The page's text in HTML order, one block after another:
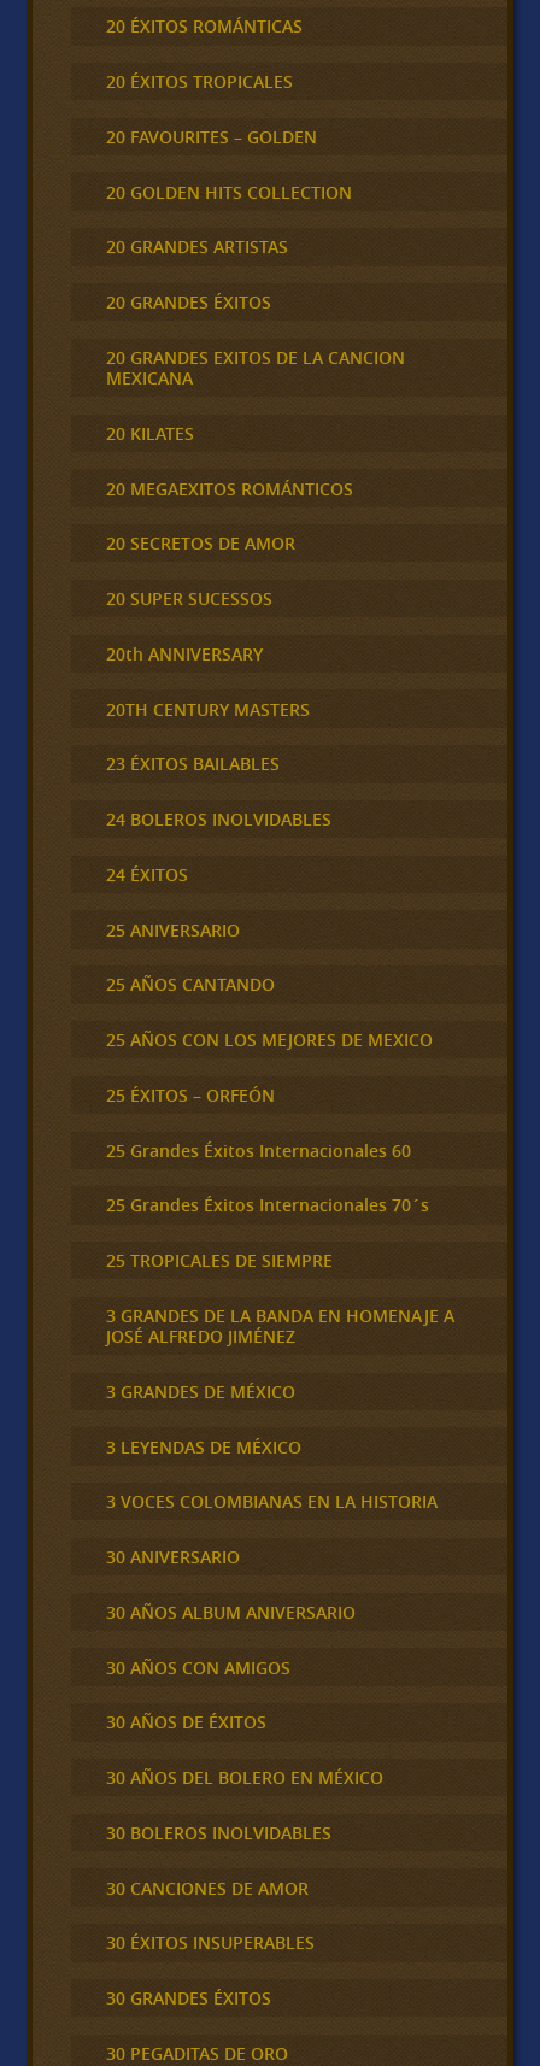
20 ÉXITOS ROMÁNTICAS
20 ÉXITOS TROPICALES
20 FAVOURITES – GOLDEN
20 GOLDEN HITS COLLECTION
20 GRANDES ARTISTAS
20 GRANDES ÉXITOS
20 GRANDES EXITOS DE LA CANCION
MEXICANA
20 KILATES
20 MEGAEXITOS ROMÁNTICOS
20 SECRETOS DE AMOR
20 SUPER SUCESSOS
20th ANNIVERSARY
20TH CENTURY MASTERS
23 ÉXITOS BAILABLES
24 BOLEROS INOLVIDABLES
24 ÉXITOS
25 ANIVERSARIO
25 AÑOS CANTANDO
25 AÑOS CON LOS MEJORES DE MEXICO
25 ÉXITOS – ORFEÓN
25 Grandes Éxitos Internacionales 60
25 Grandes Éxitos Internacionales 70´s
25 TROPICALES DE SIEMPRE
3 GRANDES DE LA BANDA EN HOMENAJE A
JOSÉ ALFREDO JIMÉNEZ
3 GRANDES DE MÉXICO
3 LEYENDAS DE MÉXICO
3 VOCES COLOMBIANAS EN LA HISTORIA
30 ANIVERSARIO
30 AÑOS ALBUM ANIVERSARIO
30 AÑOS CON AMIGOS
30 AÑOS DE ÉXITOS
30 AÑOS DEL BOLERO EN MÉXICO
30 BOLEROS INOLVIDABLES
30 CANCIONES DE AMOR
30 ÉXITOS INSUPERABLES
30 GRANDES ÉXITOS
30 PEGADITAS DE ORO